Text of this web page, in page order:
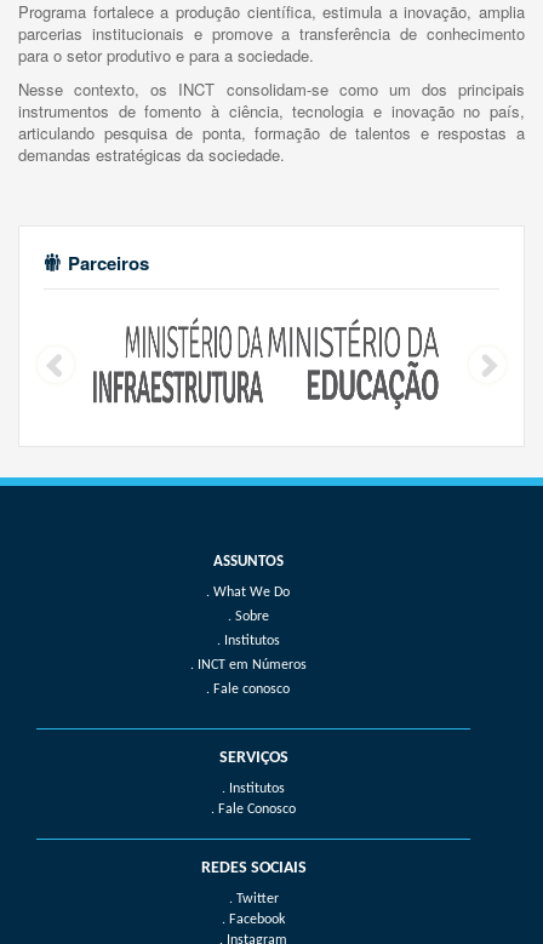
Programa fortalece a produção científica, estimula a inovação, amplia
parcerias institucionais e promove a transferência de conhecimento
para o setor produtivo e para a sociedade.
Nesse contexto, os INCT consolidam-se como um dos principais
instrumentos de fomento à ciência, tecnologia e inovação no país,
articulando pesquisa de ponta, formação de talentos e respostas a
demandas estratégicas da sociedade.
Parceiros
What We Do
Sobre
Institutos
INCT em Números
Fale conosco
SERVIÇOS
. Institutos
. Fale Conosco
REDES SOCIAIS
. Twitter
. Facebook
. Instagram